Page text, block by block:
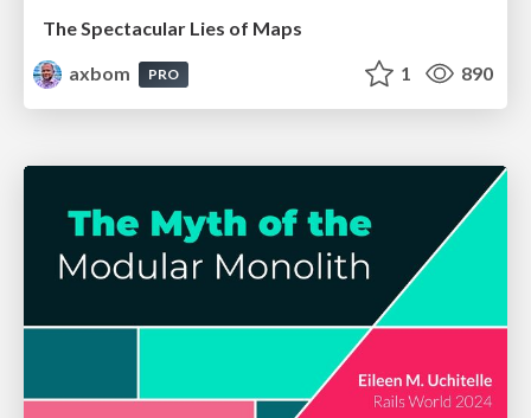
The Spectacular Lies of Maps
axbom
PRO 1 890